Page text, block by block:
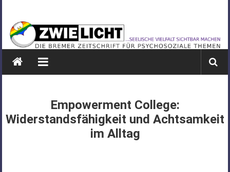
springen
ZWIELICHT
BREMEN
DIE
PSYCHOSOZIALE
THEMEN
Empowerment College:
Widerstandsfähigkeit und Achtsamkeit
im Alltag